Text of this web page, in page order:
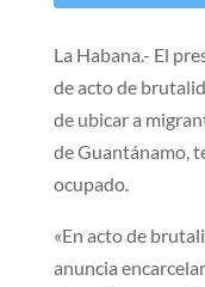
La Habana.- El
de acto de
de ubicar a
de Guantánamo,
ocupado.
«En acto de
anuncia